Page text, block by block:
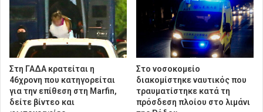
Στη ΓΑΔΑ κρατείται η
46χρονη που κατηγορείται
για την επίθεση στη Marfin,
δείτε βίντεο και
Στο νοσοκομείο
διακομίστηκε ναυτικός που
τραυματίστηκε κατά τη
πρόσδεση πλοίου στο λιμάνι